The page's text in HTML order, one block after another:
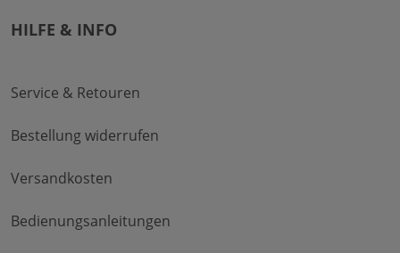
HILFE & INFO
Service & Retouren
Bestellung widerrufen
Versandkosten
Bedienungsanleitungen